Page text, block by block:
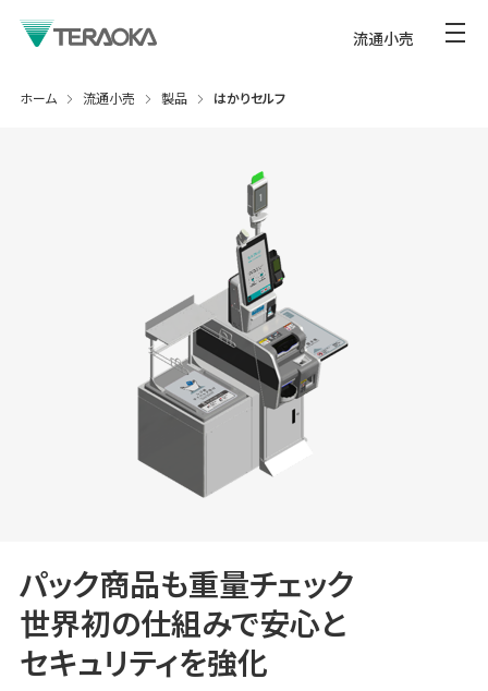
流通小売
ホーム 流通小売 製品 はかりセルフ
パック商品も重量チェック
世界初の仕組みで安心と
セキュリティを強化